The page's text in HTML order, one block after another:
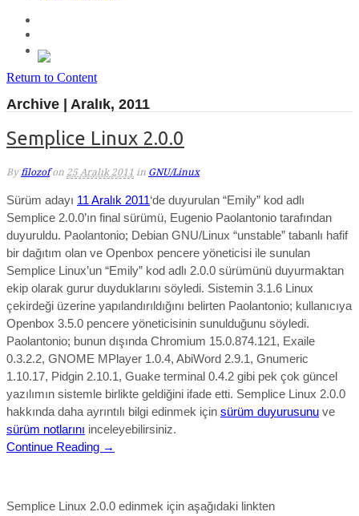
Return to Content
Archive | Aralık, 2011
Semplice Linux 2.0.0
By filozof on 25 Aralık 2011 in GNU/Linux
Sürüm adayı 11 Aralık 2011‘de duyurulan “Emily” kod adlı
Semplice 2.0.0’ın final sürümü, Eugenio Paolantonio tarafından
duyuruldu. Paolantonio; Debian GNU/Linux “unstable” tabanlı hafif
bir dağıtım olan ve Openbox pencere yöneticisi ile sunulan
Semplice Linux’un “Emily” kod adlı 2.0.0 sürümünü duyurmaktan
ekip olarak gurur duyduklarını söyledi. Sistemin 3.1.6 Linux
çekirdeği üzerine yapılandırıldığını belirten Paolantonio; kullanıcıya
Openbox 3.5.0 pencere yöneticisinin sunulduğunu söyledi.
Paolantonio; bunun dışında Chromium 15.0.874.121, Exaile
0.3.2.2, GNOME MPlayer 1.0.4, AbiWord 2.9.1, Gnumeric
1.10.17, Pidgin 2.10.1, Guake terminal 0.4.2 gibi pek çok güncel
yazılımın sistemle birlikte geldiğini ifade etti. Semplice Linux 2.0.0
hakkında daha ayrıntılı bilgi edinmek için sürüm duyurusunu ve
sürüm notlarını inceleyebilirsiniz.
Continue Reading →
Semplice Linux 2.0.0 edinmek için aşağıdaki linkten